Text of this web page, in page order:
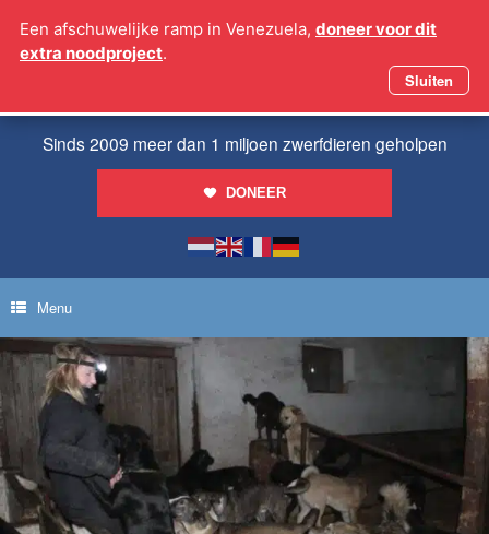
naar
Sinds 2009 meer dan 1 miljoen zwerfdieren geholpen
DONEER
Menu
Een afschuwelijke ramp in Venezuela, doneer voor dit
extra noodproject.
Sluiten